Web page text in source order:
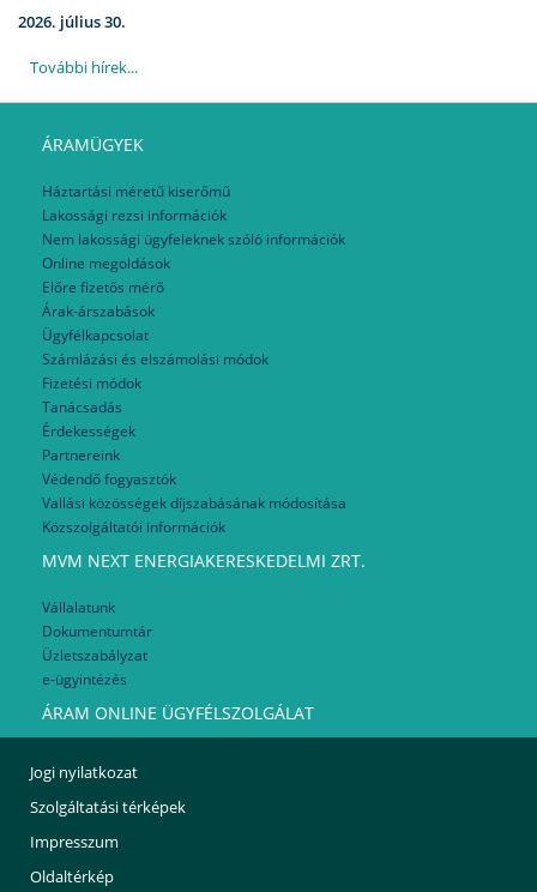
2026. július 30.
További hírek...
ÁRAMÜGYEK
Háztartási méretű kiserőmű
Lakossági rezsi információk
Nem lakossági ügyfeleknek szóló információk
Online megoldások
Előre fizetős mérő
Árak-árszabások
Ügyfélkapcsolat
Számlázási és elszámolási módok
Fizetési módok
Tanácsadás
Érdekességek
Partnereink
Védendő fogyasztók
Vallási közösségek díjszabásának módosítása
Közszolgáltatói információk
MVM NEXT ENERGIAKERESKEDELMI ZRT.
Vállalatunk
Dokumentumtár
Üzletszabályzat
e-ügyintézés
ÁRAM ONLINE ÜGYFÉLSZOLGÁLAT
Jogi nyilatkozat
Szolgáltatási térképek
Impresszum
Oldaltérkép